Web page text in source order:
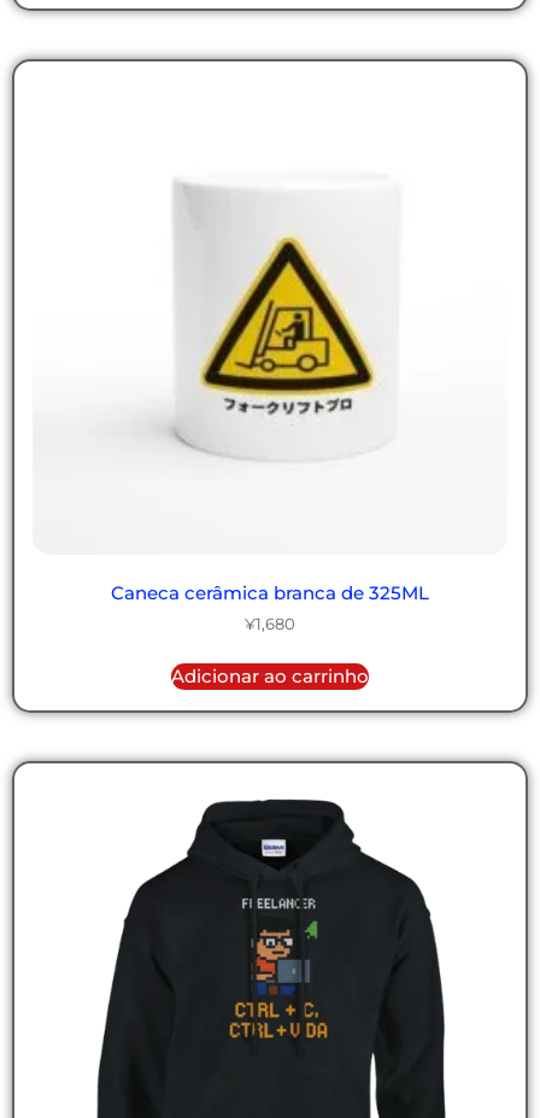
Caneca cerâmica branca de 325ML
¥1,680
Adicionar ao carrinho